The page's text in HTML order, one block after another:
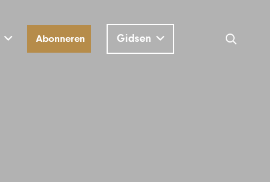
Abonneren Gidsen